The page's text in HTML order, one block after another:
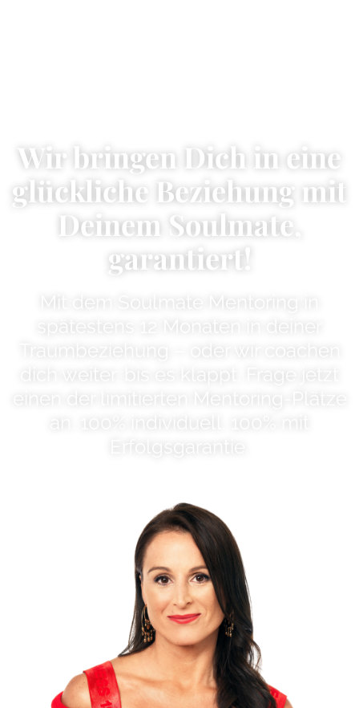
Wir bringen Dich in eine
glückliche Beziehung mit
Deinem Soulmate,
garantiert!